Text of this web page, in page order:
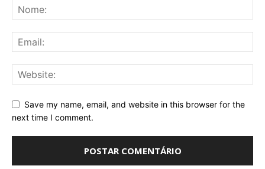
Save my name, email, and website in this browser for the
next time I comment.